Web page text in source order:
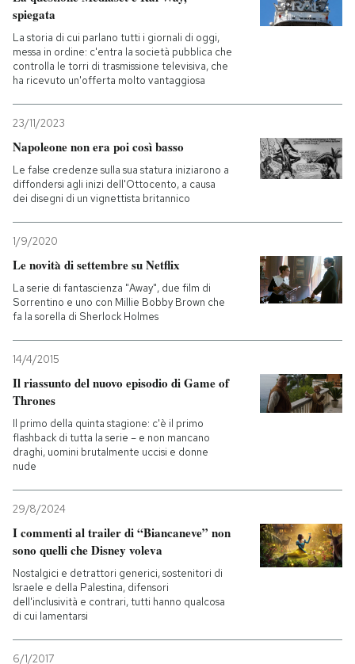
spiegata
La storia di cui parlano tutti i giornali di oggi,
messa in ordine: c'entra la società pubblica che
controlla le torri di trasmissione televisiva, che
ha ricevuto un'offerta molto vantaggiosa
23/11/2023
Napoleone non era poi così basso
Le false credenze sulla sua statura iniziarono a
diffondersi agli inizi dell'Ottocento, a causa
dei disegni di un vignettista britannico
1/9/2020
Le novità di settembre su Netflix
La serie di fantascienza "Away", due film di
Sorrentino e uno con Millie Bobby Brown che
fa la sorella di Sherlock Holmes
14/4/2015
Il riassunto del nuovo episodio di Game of
Thrones
Il primo della quinta stagione: c'è il primo
flashback di tutta la serie – e non mancano
draghi, uomini brutalmente uccisi e donne
nude
29/8/2024
I commenti al trailer di “Biancaneve” non
sono quelli che Disney voleva
Nostalgici e detrattori generici, sostenitori di
Israele e della Palestina, difensori
dell'inclusività e contrari, tutti hanno qualcosa
di cui lamentarsi
6/1/2017